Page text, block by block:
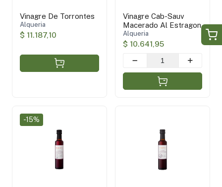
Vinagre De Torrontes
Alqueria
$ 11.187,10
Vinagre Cab-Sauv
Macerado Al Estragon
Alqueria
$ 10.641,95
-15%